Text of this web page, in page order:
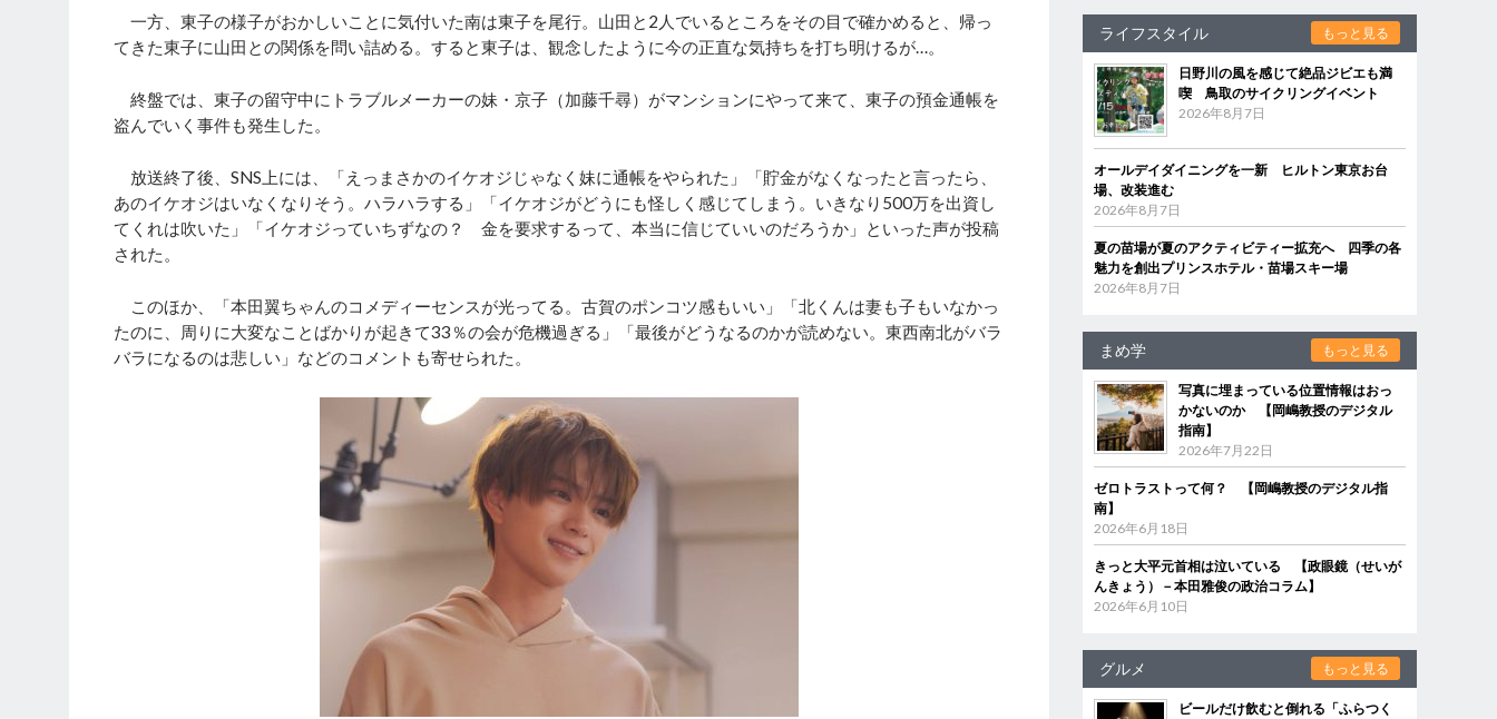
一方、東子の様子がおかしいことに気付いた南は東子を尾行。山田と2人でいるところをその目で確かめると、帰っ
てきた東子に山田との関係を問い詰める。すると東子は、観念したように今の正直な気持ちを打ち明けるが…。
終盤では、東子の留守中にトラブルメーカーの妹・京子（加藤千尋）がマンションにやって来て、東子の預金通帳を
盗んでいく事件も発生した。
放送終了後、SNS上には、「えっまさかのイケオジじゃなく妹に通帳をやられた」「貯金がなくなったと言ったら、
あのイケオジはいなくなりそう。ハラハラする」「イケオジがどうにも怪しく感じてしまう。いきなり500万を出資し
てくれは吹いた」「イケオジっていちずなの？ 金を要求するって、本当に信じていいのだろうか」といった声が投稿
された。
このほか、「本田翼ちゃんのコメディーセンスが光ってる。古賀のポンコツ感もいい」「北くんは妻も子もいなかっ
たのに、周りに大変なことばかりが起きて33％の会が危機過ぎる」「最後がどうなるのかが読めない。東西南北がバラ
バラになるのは悲しい」などのコメントも寄せられた。
ライフスタイル もっと見る
日野川の風を感じて絶品ジビエも満
喫 鳥取のサイクリングイベント
2026年8月7日
オールデイダイニングを一新 ヒルトン東京お台
場、改装進む
2026年8月7日
夏の苗場が夏のアクティビティー拡充へ 四季の各
魅力を創出プリンスホテル・苗場スキー場
2026年8月7日
まめ学 もっと見る
写真に埋まっている位置情報はおっ
かないのか 【岡嶋教授のデジタル
指南】
2026年7月22日
ゼロトラストって何？ 【岡嶋教授のデジタル指
南】
2026年6月18日
きっと大平元首相は泣いている 【政眼鏡（せいが
んきょう）－本田雅俊の政治コラム】
2026年6月10日
グルメ もっと見る
ビールだけ飲むと倒れる「ふらつく